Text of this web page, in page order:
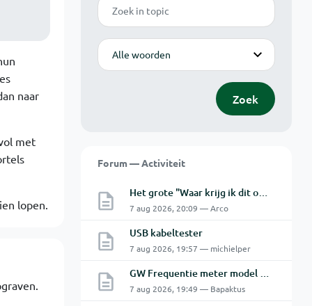
Zoek
Modus
Zoek
Forum — Activiteit
Het grote "Waar krijg ik dit onderdeel" topic Deel 11
7 aug 2026, 20:09 — Arco
USB kabeltester
7 aug 2026, 19:57 — michielper
GW Frequentie meter model GFC-8010G probleem
7 aug 2026, 19:49 — Bapaktus
naar
met
lopen.